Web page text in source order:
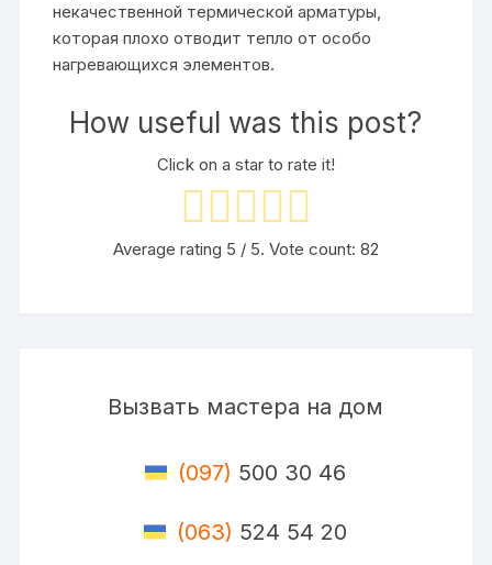
некачественной термической арматуры,
которая плохо отводит тепло от особо
нагревающихся элементов.
How useful was this post?
Click on a star to rate it!
Average rating 5 / 5. Vote count: 82
Вызвать мастера на дом
(097) 500 30 46
(063) 524 54 20